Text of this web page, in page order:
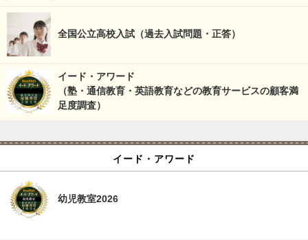
全国公立高校入試（過去入試問題・正答）
イード・アワード
（塾・通信教育・英語教育などの教育サービスの顧客満
足度調査）
イード・アワード
幼児教室2026